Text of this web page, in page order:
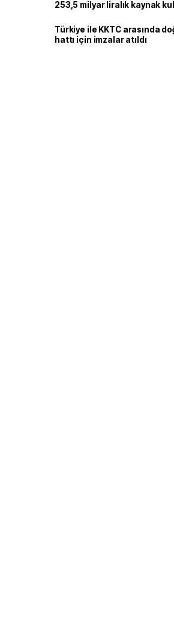
253,5 milyar liralık kaynak
Türkiye ile KKTC arasında
hattı için imzalar atıldı